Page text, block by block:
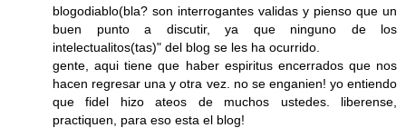
blogodiablo(bla? son interrogantes validas y pienso que un
buen punto a discutir, ya que ninguno de los
intelectualitos(tas)" del blog se les ha ocurrido.
gente, aqui tiene que haber espiritus encerrados que nos
hacen regresar una y otra vez. no se enganien! yo entiendo
que fidel hizo ateos de muchos ustedes. liberense,
practiquen, para eso esta el blog!